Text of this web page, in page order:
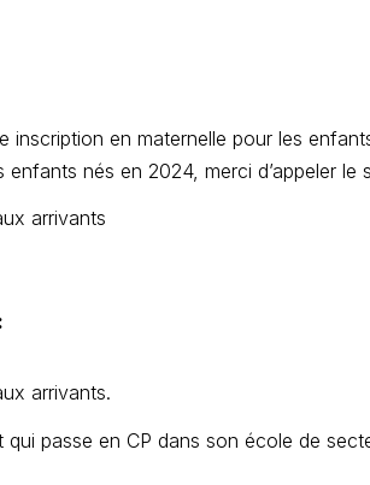
inscription en maternelle pour les
enfants nés en 2024, merci d’appeler
arrivants
arrivants.
qui passe en CP dans son école de